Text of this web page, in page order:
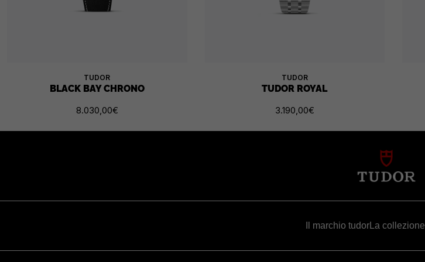
TUDOR
BLACK BAY CHRONO
8.030,00€
TUDOR
TUDOR ROYAL
3.190,00€
Il marchio tudorLa collezione